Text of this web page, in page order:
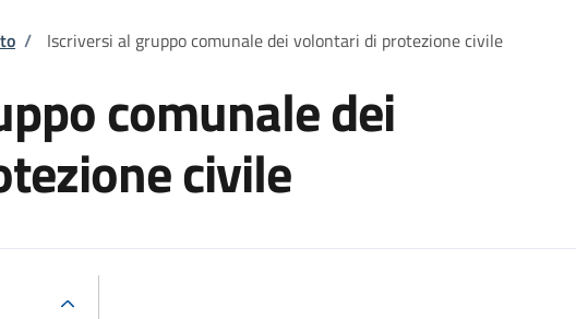
/ Iscriversi al gruppo comunale dei volontari di protezione civile
comunale dei
civile